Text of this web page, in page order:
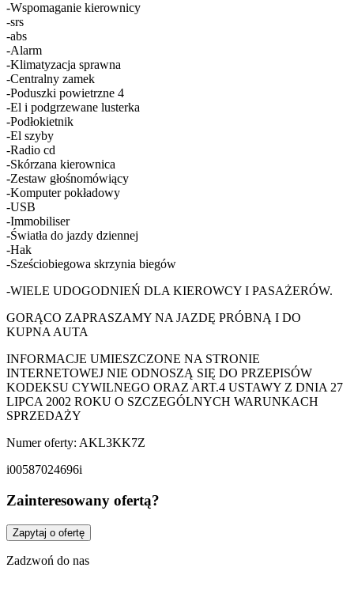
-Wspomaganie kierownicy
-srs
-abs
-Alarm
-Klimatyzacja sprawna
-Centralny zamek
-Poduszki powietrzne 4
-El i podgrzewane lusterka
-Podłokietnik
-El szyby
-Radio cd
-Skórzana kierownica
-Zestaw głośnomówiący
-Komputer pokładowy
-USB
-Immobiliser
-Światła do jazdy dziennej
-Hak
-Sześciobiegowa skrzynia biegów
-WIELE UDOGODNIEŃ DLA KIEROWCY I PASAŻERÓW.
GORĄCO ZAPRASZAMY NA JAZDĘ PRÓBNĄ I DO
KUPNA AUTA
INFORMACJE UMIESZCZONE NA STRONIE
INTERNETOWEJ NIE ODNOSZĄ SIĘ DO PRZEPISÓW
KODEKSU CYWILNEGO ORAZ ART.4 USTAWY Z DNIA 27
LIPCA 2002 ROKU O SZCZEGÓLNYCH WARUNKACH
SPRZEDAŻY
Numer oferty: AKL3KK7Z
i00587024696i
Zainteresowany ofertą?
Zapytaj o ofertę
Zadzwoń do nas